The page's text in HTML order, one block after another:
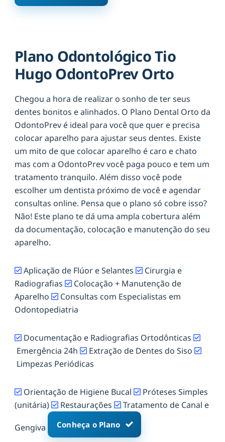
Plano Odontológico Tio
Hugo OdontoPrev Orto
Chegou a hora de realizar o sonho de ter seus
dentes bonitos e alinhados. O Plano Dental Orto da
OdontoPrev é ideal para você que quer e precisa
colocar aparelho para ajustar seus dentes. Existe
um mito de que colocar aparelho é caro e chato
mas com a OdontoPrev você paga pouco e tem um
tratamento tranquilo. Além disso você pode
escolher um dentista próximo de você e agendar
consultas online. Pensa que o plano só cobre isso?
Não! Este plano te dá uma ampla cobertura além
da documentação, colocação e manutenção do seu
aparelho.
Aplicação de Flúor e Selantes
Cirurgia e
Radiografias
Colocação + Manutenção de
Aparelho
Consultas com Especialistas em
Odontopediatria
Documentação e Radiografias Ortodônticas
Emergência 24h
Extração de Dentes do Siso
Limpezas Periódicas
Orientação de Higiene Bucal
Próteses Simples
(unitária)
Restaurações Tratamento de Canal e
Gengiva Conheça o Plano